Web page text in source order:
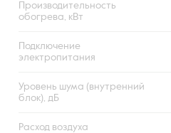
Производительность
обогрева, кВт
Подключение
электропитания
Уровень шума (внутренний
блок), дБ
Расход воздуха